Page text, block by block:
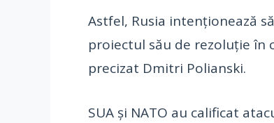
Astfel, Rusia intenţionează
proiectul său de rezoluţie în
precizat Dmitri Polianski.
SUA şi NATO au calificat